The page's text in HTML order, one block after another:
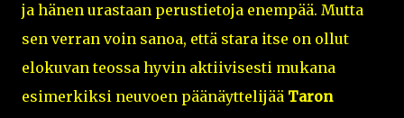
ja hänen urastaan perustietoja enempää. Mutta
sen verran voin sanoa, että stara itse on ollut
elokuvan teossa hyvin aktiivisesti mukana
esimerkiksi neuvoen päänäyttelijää Taron